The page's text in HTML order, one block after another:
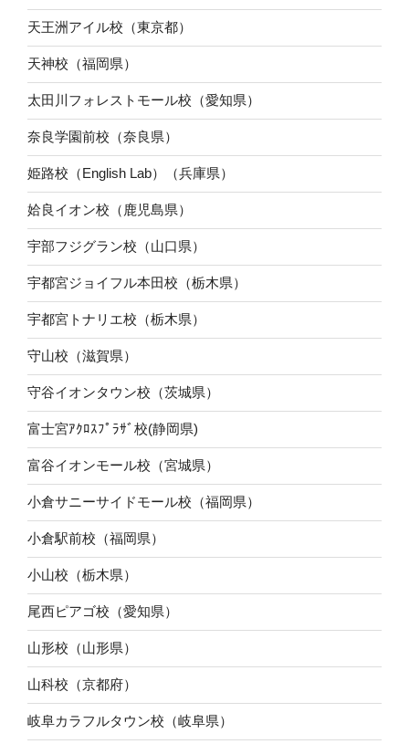
天王洲アイル校（東京都）
天神校（福岡県）
太田川フォレストモール校（愛知県）
奈良学園前校（奈良県）
姫路校（English Lab）（兵庫県）
姶良イオン校（鹿児島県）
宇部フジグラン校（山口県）
宇都宮ジョイフル本田校（栃木県）
宇都宮トナリエ校（栃木県）
守山校（滋賀県）
守谷イオンタウン校（茨城県）
富士宮ｱｸﾛｽﾌﾟﾗｻﾞ校(静岡県)
富谷イオンモール校（宮城県）
小倉サニーサイドモール校（福岡県）
小倉駅前校（福岡県）
小山校（栃木県）
尾西ピアゴ校（愛知県）
山形校（山形県）
山科校（京都府）
岐阜カラフルタウン校（岐阜県）